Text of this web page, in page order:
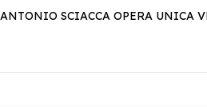
ANTONIO SCIACCA OPERA UNICA